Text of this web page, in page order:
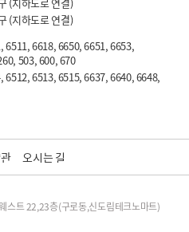
(지하도로 연결)
6511, 6618, 6650, 6651, 6653,
503, 600, 670
6512, 6513, 6515, 6637, 6640, 6648,
오시는 길
스트 22,23층(구로동,신도림테크노마트)